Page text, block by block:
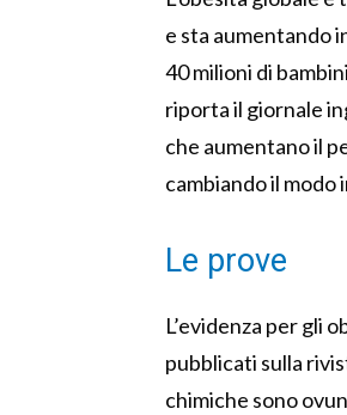
e sta aumentando
40 milioni di
riporta il giornale
che aumentano il
cambiando il modo
Le prove
L’evidenza per gli
pubblicati sulla
chimiche sono